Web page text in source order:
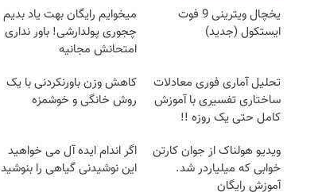
یخچال ویترینی 9 فوت
ایستکول (جدید)
میخوایم رایگان بهت یاد بدیم
چجوری پولدارشی! باور نداری
امتحانش مجانیه
تحلیل آماری فوری معادلات
ساختاری تفسیری با آموزش
کامل حتی یک روزه !!
کاهش وزن باورنکردنی با یک
روش خانگی و خوشمزه
ویدیو هولناک از جوان کارتن
خوابی که میلیاردر شد.
آموزش رایگان
اگر اندام ایده آل می خواهید
این نوشیدنی گیاهی را بنوشید